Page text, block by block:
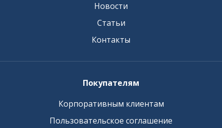
Новости
Статьи
Контакты
Покупателям
Корпоративным клиентам
Пользовательское соглашение